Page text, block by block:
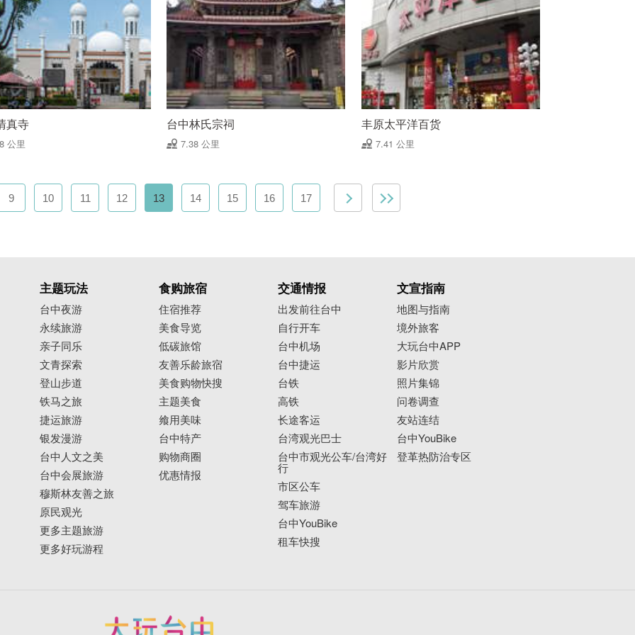
真寺
公里
台中林氏宗祠
7.38 公里
丰原太平洋百货
7.41 公里
9 10 11 12 13 14 15 16 17
主题玩法
台中夜游
永续旅游
亲子同乐
文青探索
登山步道
铁马之旅
捷运旅游
银发漫游
台中人文之美
台中会展旅游
穆斯林友善之旅
原民观光
更多主题旅游
更多好玩游程
食购旅宿
住宿推荐
美食导览
低碳旅馆
友善乐龄旅宿
美食购物快搜
主题美食
飨用美味
台中特产
购物商圈
优惠情报
交通情报
出发前往台中
自行开车
台中机场
台中捷运
台铁
高铁
长途客运
台湾观光巴士
台中市观光公车/台湾好
行
市区公车
驾车旅游
台中YouBike
租车快搜
文宣指南
地图与指南
境外旅客
大玩台中APP
影片欣赏
照片集锦
问卷调查
友站连结
台中YouBike
登革热防治专区